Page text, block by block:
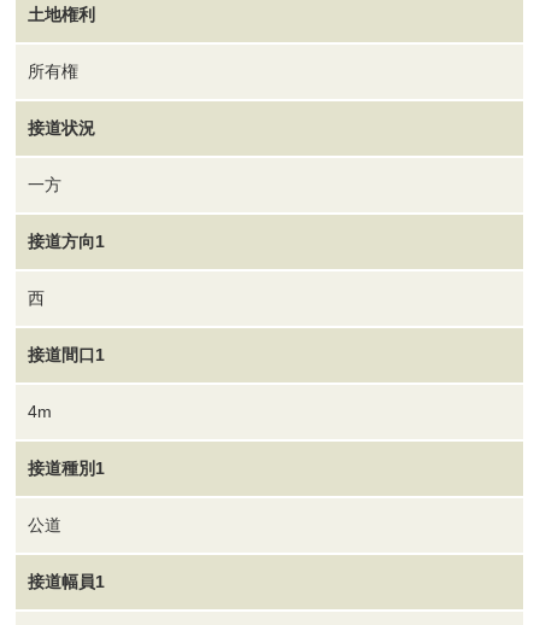
土地権利
所有権
接道状況
一方
接道方向1
西
接道間口1
4m
接道種別1
公道
接道幅員1